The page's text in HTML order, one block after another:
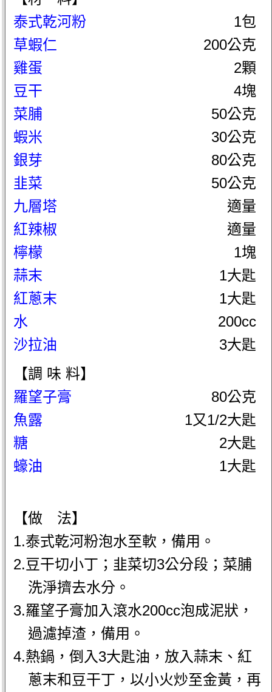
泰式乾河粉
1包
草蝦仁
200公克
雞蛋
2顆
豆干
4塊
菜脯
50公克
蝦米
30公克
銀芽
80公克
韭菜
50公克
九層塔
適量
紅辣椒
適量
檸檬
1塊
蒜末
1大匙
紅蔥末
1大匙
水
200cc
沙拉油
3大匙
【調 味 料】
羅望子膏
80公克
魚露
1又1/2大匙
糖
2大匙
蠔油
1大匙
【做 法】
1.泰式乾河粉泡水至軟，備用。
2.豆干切小丁；韭菜切3公分段；菜脯
洗淨擠去水分。
3.羅望子膏加入滾水200cc泡成泥狀，
過濾掉渣，備用。
4.熱鍋，倒入3大匙油，放入蒜末、紅
蔥末和豆干丁，以小火炒至金黃，再